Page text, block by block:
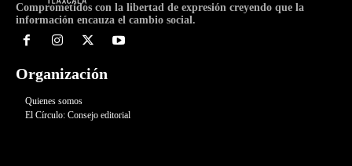
Comprometidos con la libertad de expresión creyendo que la
información encauza el cambio social.
Organización
Quienes somos
El Círculo: Consejo editorial